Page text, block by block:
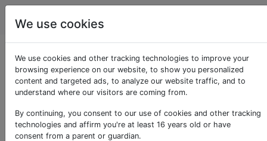
Apple
Come copio un
volume Mac usando
cp?
We use cookies
We use cookies and other tracking technologies to improve your
browsing experience on our website, to show you personalized
content and targeted ads, to analyze our website traffic, and to
understand where our visitors are coming from.
By continuing, you consent to our use of cookies and other tracking
technologies and affirm you're at least 16 years old or have
consent from a parent or guardian.